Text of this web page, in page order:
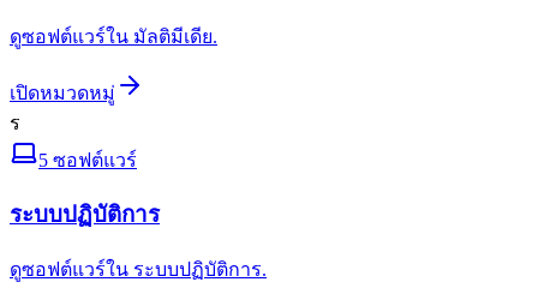
ดูซอฟต์แวร์ใน มัลติมีเดีย.
เปิดหมวดหมู่
ร
5 ซอฟต์แวร์
ระบบปฏิบัติการ
ดูซอฟต์แวร์ใน ระบบปฏิบัติการ.